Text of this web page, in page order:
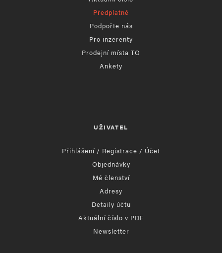
Předplatné
Podpořte nás
Pro inzerenty
Prodejní místa TO
Ankety
UŽIVATEL
Přihlášení / Registrace / Účet
Objednávky
Mé členství
Adresy
Detaily účtu
Aktuální číslo v PDF
Newsletter